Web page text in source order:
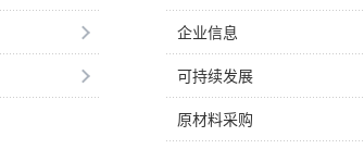
企业信息
可持续发展
原材料采购